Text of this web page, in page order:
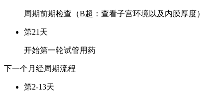
周期前期检查（B超：查看子宫环境以及内膜厚度）
第21天
开始第一轮试管用药
下一个月经周期流程
第2-13天